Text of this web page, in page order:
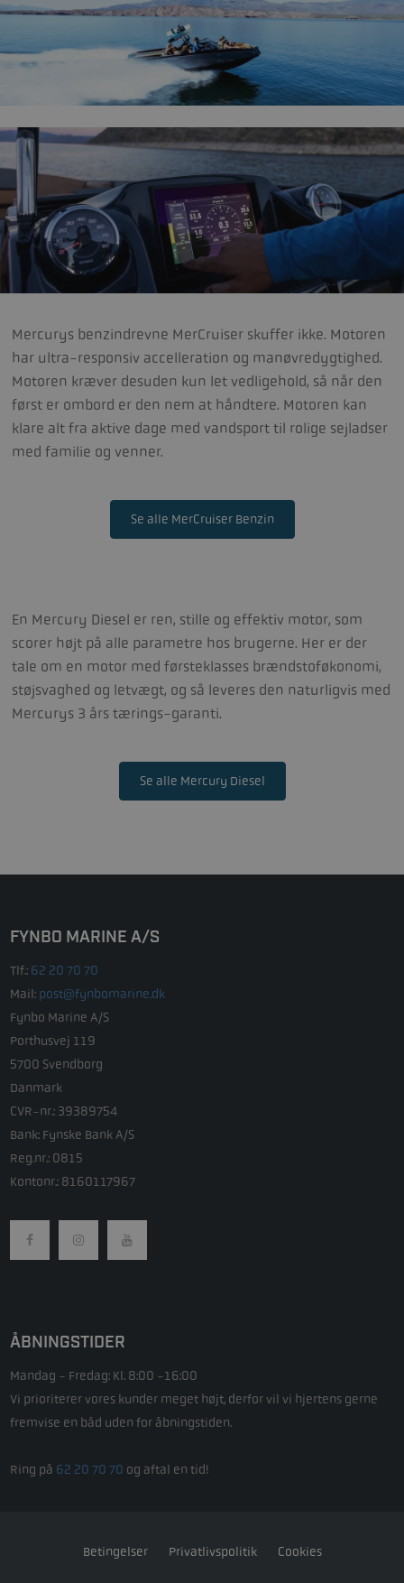
Mercurys benzindrevne MerCruiser skuffer ikke. Motoren
har ultra-responsiv accelleration og manøvredygtighed.
Motoren kræver desuden kun let vedligehold, så når den
først er ombord er den nem at håndtere. Motoren kan
klare alt fra aktive dage med vandsport til rolige sejladser
med familie og venner.
Se alle MerCruiser Benzin
En Mercury Diesel er ren, stille og effektiv motor, som
scorer højt på alle parametre hos brugerne. Her er der
tale om en motor med førsteklasses brændstoføkonomi,
støjsvaghed og letvægt, og så leveres den naturligvis med
Mercurys 3 års tærings-garanti.
Se alle Mercury Diesel
FYNBO MARINE A/S
Tlf.: 62 20 70 70
Mail: post@fynbomarine.dk
Fynbo Marine A/S
Porthusvej 119
5700 Svendborg
Danmark
CVR-nr.: 39389754
Bank: Fynske Bank A/S
Reg.nr.: 0815
Kontonr.: 8160117967
ÅBNINGSTIDER
Mandag - Fredag: Kl. 8:00 -16:00
Vi prioriterer vores kunder meget højt, derfor vil vi hjertens gerne
fremvise en båd uden for åbningstiden.
Ring på 62 20 70 70 og aftal en tid!
Betingelser Privatlivspolitik Cookies